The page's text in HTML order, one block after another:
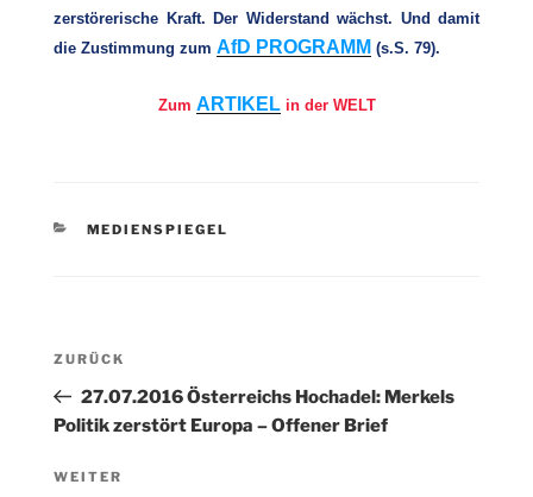
zerstörerische Kraft. Der Widerstand wächst. Und damit
die Zustimmung zum AfD PROGRAMM (s.S. 79).
Zum ARTIKELin der WELT
KATEGORIEN
MEDIENSPIEGEL
Beitragsnavigation
Vorheriger
Beitrag
ZURÜCK
27.07.2016 Österreichs Hochadel: Merkels
Politik zerstört Europa – Offener Brief
Nächster
WEITER